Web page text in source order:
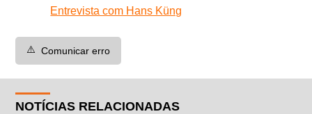
Entrevista com Hans Küng
⚠️ Comunicar erro
NOTÍCIAS RELACIONADAS